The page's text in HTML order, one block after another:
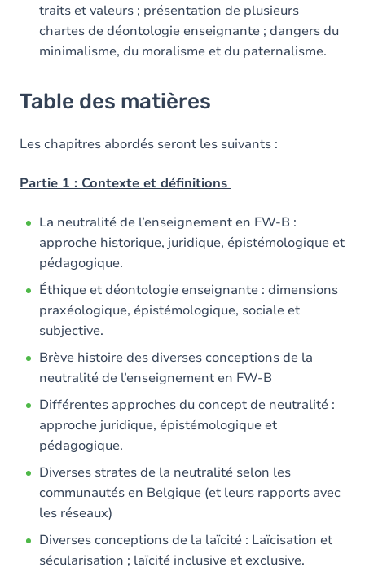
traits et valeurs ; présentation de plusieurs
chartes de déontologie enseignante ; dangers du
minimalisme, du moralisme et du paternalisme.
Table des matières
Les chapitres abordés seront les suivants :
Partie 1 : Contexte et définitions
La neutralité de l’enseignement en FW-B :
approche historique, juridique, épistémologique et
pédagogique.
Éthique et déontologie enseignante : dimensions
praxéologique, épistémologique, sociale et
subjective.
Brève histoire des diverses conceptions de la
neutralité de l’enseignement en FW-B
Différentes approches du concept de neutralité :
approche juridique, épistémologique et
pédagogique.
Diverses strates de la neutralité selon les
communautés en Belgique (et leurs rapports avec
les réseaux)
Diverses conceptions de la laïcité : Laïcisation et
sécularisation ; laïcité inclusive et exclusive.